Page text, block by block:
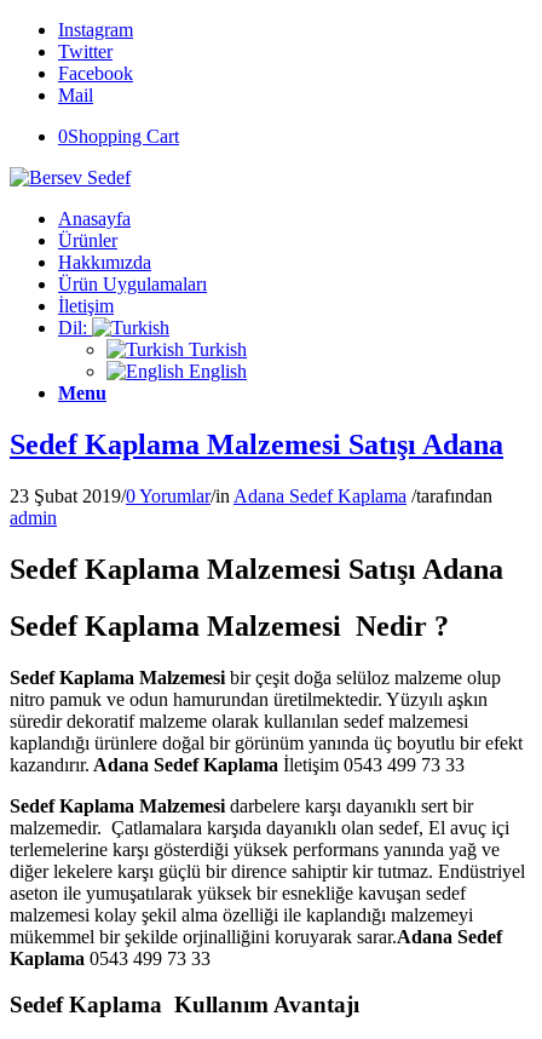
Instagram
Twitter
Facebook
Mail
0Shopping Cart
Anasayfa
Ürünler
Hakkımızda
Ürün Uygulamaları
İletişim
Dil:
Turkish
English
Menu
Sedef Kaplama Malzemesi Satışı Adana
23 Şubat 2019/0 Yorumlar/in Adana Sedef Kaplama /tarafından
admin
Sedef Kaplama Malzemesi Satışı Adana
Sedef Kaplama Malzemesi Nedir ?
Sedef Kaplama Malzemesi bir çeşit doğa selüloz malzeme olup
nitro pamuk ve odun hamurundan üretilmektedir. Yüzyılı aşkın
süredir dekoratif malzeme olarak kullanılan sedef malzemesi
kaplandığı ürünlere doğal bir görünüm yanında üç boyutlu bir efekt
kazandırır. Adana Sedef Kaplama İletişim 0543 499 73 33
Sedef Kaplama Malzemesi darbelere karşı dayanıklı sert bir
malzemedir. Çatlamalara karşıda dayanıklı olan sedef, El avuç içi
terlemelerine karşı gösterdiği yüksek performans yanında yağ ve
diğer lekelere karşı güçlü bir dirence sahiptir kir tutmaz. Endüstriyel
aseton ile yumuşatılarak yüksek bir esnekliğe kavuşan sedef
malzemesi kolay şekil alma özelliği ile kaplandığı malzemeyi
mükemmel bir şekilde orjinalliğini koruyarak sarar.Adana Sedef
Kaplama 0543 499 73 33
Sedef Kaplama Kullanım Avantajı